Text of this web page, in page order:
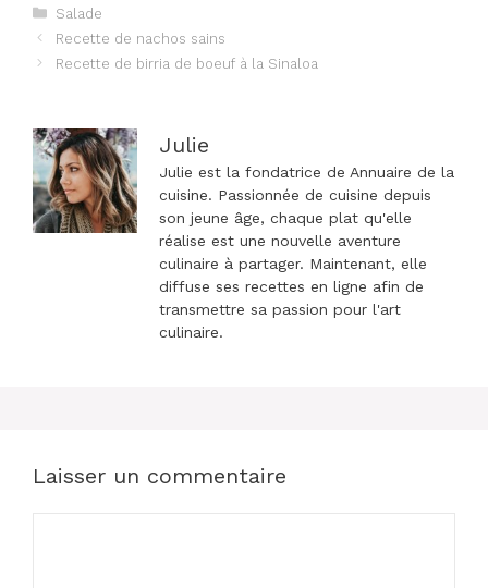
Catégories
Salade
Navigation
des
Recette de nachos sains
Recette de birria de boeuf à la Sinaloa
Julie
Julie est la fondatrice de Annuaire de la
cuisine. Passionnée de cuisine depuis
son jeune âge, chaque plat qu'elle
réalise est une nouvelle aventure
culinaire à partager. Maintenant, elle
diffuse ses recettes en ligne afin de
transmettre sa passion pour l'art
culinaire.
Laisser un commentaire